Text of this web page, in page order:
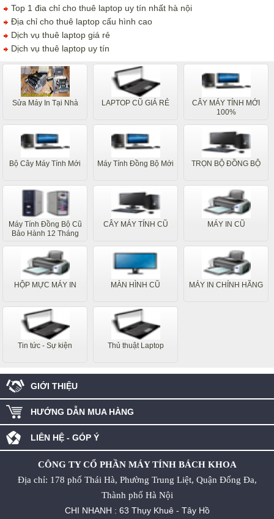
Top 1 đia chỉ cho thuê laptop uy tín nhất hà nội
Địa chỉ cho thuê laptop cấu hình cao
Dịch vụ thuê laptop giá rẻ
Dịch vụ thuê laptop uy tín
Sửa Máy In Tại Nhà LAPTOP CŨ GIÁ RẺ
CÂY MÁY TÍNH MỚI
100%
Bộ Cây Máy Tính Mới Máy Tính Đồng Bộ Mới TRỌN BỘ ĐỒNG BỘ
Máy Tính Đồng Bộ Cũ
Bảo Hành 12 Tháng
CÂY MÁY TÍNH CŨ MÁY IN CŨ
HỘP MỰC MÁY IN MÀN HÌNH CŨ MÁY IN CHÍNH HÃNG
Tin tức - Sự kiện Thủ thuật Laptop
GIỚI THIỆU
HƯỚNG DẪN MUA HÀNG
LIÊN HỆ - GÓP Ý
CÔNG TY CỔ PHẦN MÁY TÍNH BÁCH KHOA
Địa chỉ: 178 phố Thái Hà, Phường Trung Liệt, Quận Đống Đa,
Thành phố Hà Nội
CHI NHANH : 63 Thụy Khuê - Tây Hồ